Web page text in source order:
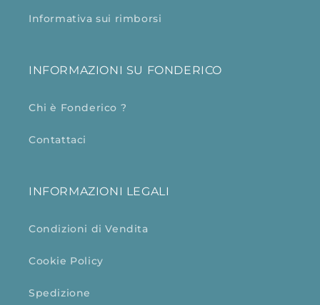
Informativa sui rimborsi
INFORMAZIONI SU FONDERICO
Chi è Fonderico ?
Contattaci
INFORMAZIONI LEGALI
Condizioni di Vendita
Cookie Policy
Spedizione